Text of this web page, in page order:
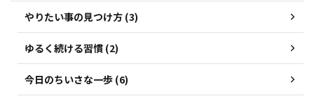
やりたい事の見つけ方 (3)
ゆるく続ける習慣 (2)
今日のちいさな一歩 (6)